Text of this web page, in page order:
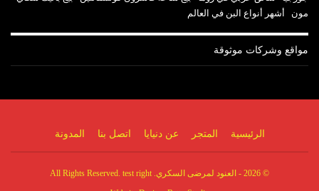
مون
أشهر أنواع البن في العالم
مواقع وشركات موثوقة
الرئيسية المتجر عن دنيايا اتصل بنا المدونة
© 2026 - العنود لمرضى السكري. All Rights Reserved. test right